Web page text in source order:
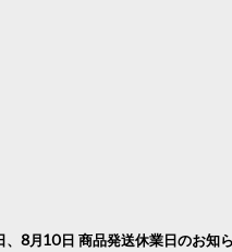
、8月10日 商品発送休業日のお知